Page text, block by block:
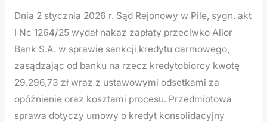
Dnia 2 stycznia 2026 r. Sąd Rejonowy w Pile, sygn. akt
I Nc 1264/25 wydał nakaz zapłaty przeciwko Alior
Bank S.A. w sprawie sankcji kredytu darmowego,
zasądzając od banku na rzecz kredytobiorcy kwotę
29.296,73 zł wraz z ustawowymi odsetkami za
opóźnienie oraz kosztami procesu. Przedmiotowa
sprawa dotyczy umowy o kredyt konsolidacyjny
Bank
S.A.
w
sprawie
sankcji
kredytu
darmowego